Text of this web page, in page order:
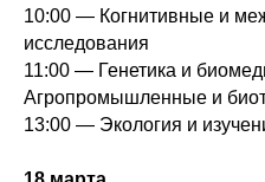
10:00 — Когнитивные и
исследования
11:00 — Генетика и
Агропромышленные и
13:00 — Экология и